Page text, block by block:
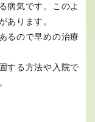
病気です。このよ
あります。
るので早めの治療
する方法や入院で